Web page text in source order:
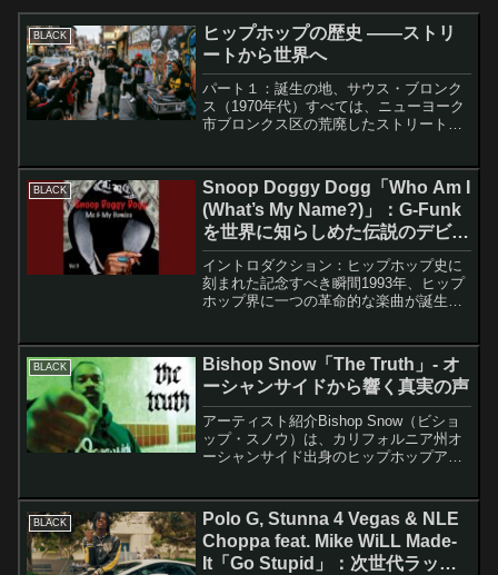
BLACK
ヒップホップの歴史 ――ストリ
ートから世界へ
パート１：誕生の地、サウス・ブロンク
ス（1970年代）すべては、ニューヨーク
市ブロンクス区の荒廃したストリートか
乱の只中にあった。工場の閉鎖、失業率
の上昇、そして行...
BLACK
Snoop Doggy Dogg「Who Am I
(What’s My Name?)」：G-Funk
を世界に知らしめた伝説のデビュ
ー曲
イントロダクション：ヒップホップ史に
刻まれた記念すべき瞬間1993年、ヒップ
ホップ界に一つの革命的な楽曲が誕生し
ーシングルを超...
BLACK
Bishop Snow「The Truth」- オ
ーシャンサイドから響く真実の声
アーティスト紹介Bishop Snow（ビショ
ップ・スノウ）は、カリフォルニア州オ
ーシャンサイド出身のヒップホップアー
「When I'm Gone」、「The Tru...
BLACK
Polo G, Stunna 4 Vegas & NLE
Choppa feat. Mike WiLL Made-
It「Go Stupid」：次世代ラップ